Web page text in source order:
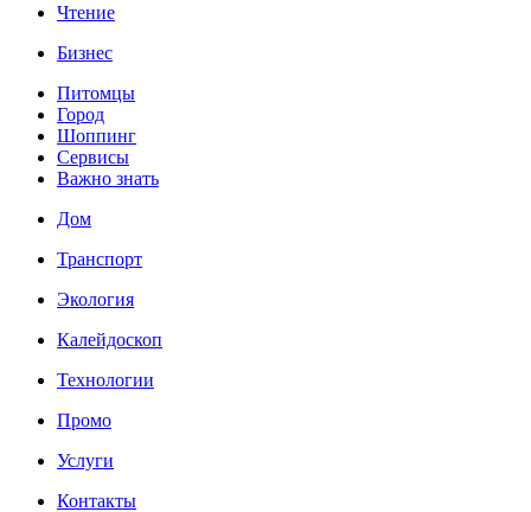
Чтение
Бизнес
Питомцы
Город
Шоппинг
Сервисы
Важно знать
Дом
Транспорт
Экология
Калейдоскоп
Технологии
Промо
Услуги
Контакты